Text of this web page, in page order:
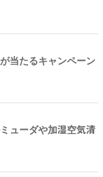
当たるキャンペーン
ューダや加湿空気清